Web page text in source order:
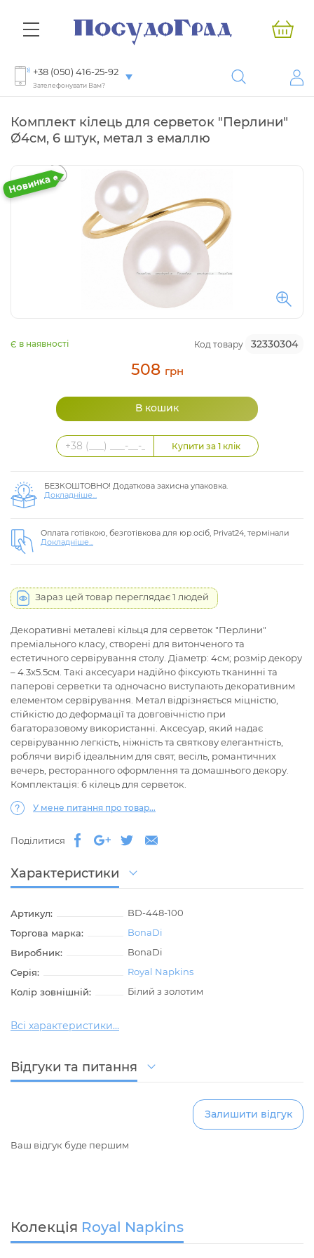
+38 (050) 416-25-92
Зателефонувати Вам?
Комплект кілець для серветок "Перлини"
Ø4см, 6 штук, метал з емаллю
Є в наявності Код товару 32330304
508 грн
БЕЗКОШТОВНО! Додаткова захисна упаковка.
Докладніше...
Оплата готівкою, безготівкова для юр.осіб, Privat24, термінали
Докладніше...
Зараз цей товар переглядає 1 людей
Декоративні металеві кільця для серветок "Перлини"
преміального класу, створені для витонченого та
естетичного сервірування столу. Діаметр: 4см; розмір декору
– 4.3х5.5см. Такі аксесуари надійно фіксують тканинні та
паперові серветки та одночасно виступають декоративним
елементом сервірування. Метал відрізняється міцністю,
стійкістю до деформації та довговічністю при
багаторазовому використанні. Аксесуар, який надає
сервіруванню легкість, ніжність та святкову елегантність,
роблячи виріб ідеальним для свят, весіль, романтичних
вечерь, ресторанного оформлення та домашнього декору.
Комплектація: 6 кілець для серветок.
У мене питання про товар...
Поділитися
Характеристики
Артикул:
BD-448-100
Торгова марка:
BonaDi
Виробник:
BonaDi
Серія:
Royal Napkins
Колір зовнішній:
Білий з золотим
Всі характеристики...
Відгуки та питання
Залишити відгук
Ваш відгук буде першим
Колекція Royal Napkins